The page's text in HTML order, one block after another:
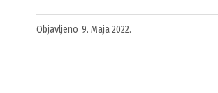
Objavljeno 9. Maja 2022.